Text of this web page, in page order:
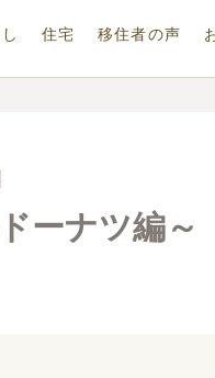
住宅 移住者の声
ーナツ編～